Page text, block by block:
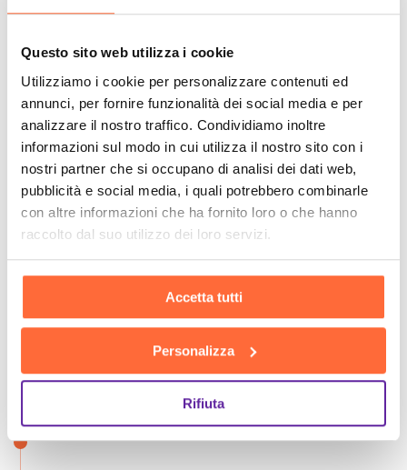
Questo sito web utilizza i cookie
Utilizziamo i cookie per personalizzare contenuti ed
annunci, per fornire funzionalità dei social media e per
analizzare il nostro traffico. Condividiamo inoltre
informazioni sul modo in cui utilizza il nostro sito con i
nostri partner che si occupano di analisi dei dati web,
pubblicità e social media, i quali potrebbero combinarle
con altre informazioni che ha fornito loro o che hanno
raccolto dal suo utilizzo dei loro servizi.
Accetta tutti
Personalizza
Rifiuta